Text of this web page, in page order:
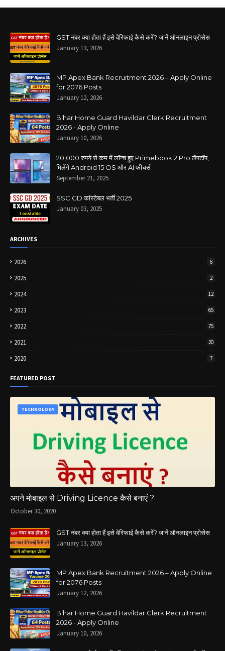
GST नंबर क्या होता हैं इसे वेरिफाई कैसे करें? जानें ऑनलाइन प्रोसेस
January 13, 2026
MP Apex Bank Recruitment 2026 – Apply Online
for 2076 Posts
January 12, 2026
Bihar Home Guard Havildar Clerk Recruitment
2026 - Apply Online
January 10, 2026
20,000 रुपये से कम में लॉन्च हुए Primebook 2 Pro लैपटॉप,
मिलेंगे Android 15 OS और AI फीचर्स
September 21, 2025
SSC GD कांस्टेबल भर्ती 2025
January 03, 2025
ARCHIVES
2026 6
2025 2
2024 12
2023 65
2022 75
2021 20
2020 7
FEATURED POST
TECHNOLOGY
अपने मोबाइल से Driving Licence कैसे बनाएं ?
October 30, 2020
GST नंबर क्या होता हैं इसे वेरिफाई कैसे करें? जानें ऑनलाइन प्रोसेस
January 13, 2026
MP Apex Bank Recruitment 2026 – Apply Online
for 2076 Posts
January 12, 2026
Bihar Home Guard Havildar Clerk Recruitment
2026 - Apply Online
January 10, 2026